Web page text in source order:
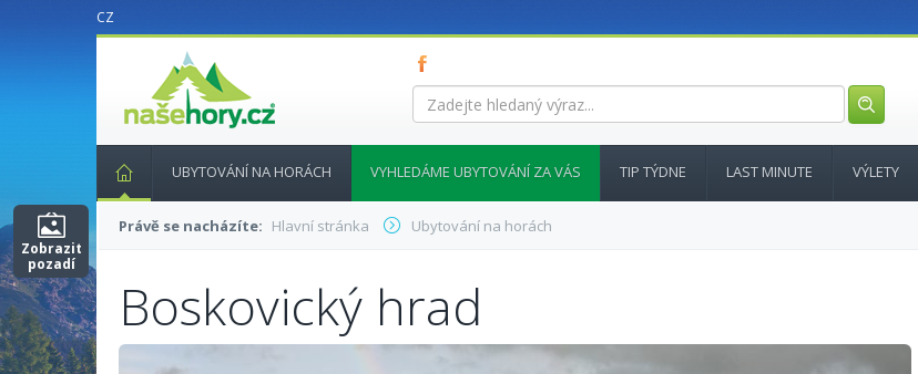
CZ
nasehory.cz
Zadejte
hledaný
UBYTOVÁNÍ NA HORÁCH VYHLEDÁME UBYTOVÁNÍ ZA VÁS TIP TÝDNE LAST MINUTE VÝLETY
Právě se nacházíte: Hlavní stránka Ubytování na horách
Boskovický hrad
Zobrazit
pozadí